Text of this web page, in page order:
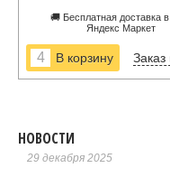
🚚 Бесплатная доставка
Яндекс Маркет
Заказ
НОВОСТИ
29 декабря 2025